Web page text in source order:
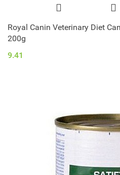
Royal Canin Veterinary Diet
200g
9.41